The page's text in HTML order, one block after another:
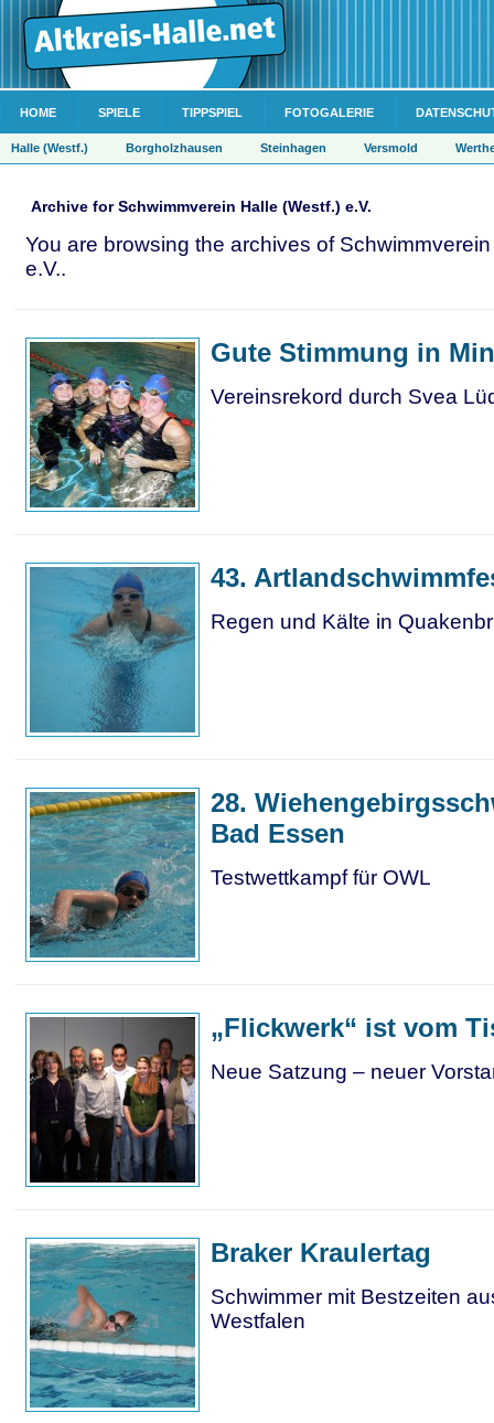
HOME SPIELE TIPPSPIEL FOTOGALERIE
Halle (Westf.) Borgholzhausen Steinhagen Versmold
Archive for Schwimmverein Halle (Westf.) e.V.
You are browsing the archives of
e.V..
Gute Stimmung in
Vereinsrekord durch Svea
43.
Regen und Kälte in
28.
Bad Essen
Testwettkampf für OWL
„Flickwerk“ ist vom
Neue Satzung – neuer
Braker Kraulertag
Schwimmer mit Bestzeiten
Westfalen